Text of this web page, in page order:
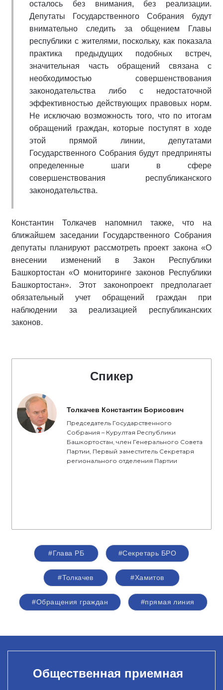
осталось без внимания, без реализации.
Депутаты Государственного Собрания будут
внимательно следить за общением Главы
республики с жителями, поскольку, как показала
практика предыдущих подобных встреч,
значительная часть обращений связана с
необходимостью совершенствования
законодательства либо с недостаточной
эффективностью действующих правовых норм.
Не исключаю возможность того, что по итогам
обращений граждан, которые поступят в ходе
этой прямой линии, депутатами
Государственного Собрания будут предприняты
определенные шаги в сфере
совершенствования республиканского
законодательства.
Константин Толкачев напомнил также, что на
ближайшем заседании Государственного Собрания
депутаты планируют рассмотреть проект закона «О
внесении изменений в Закон Республики
Башкортостан «О мониторинге законов Республики
Башкортостан». Этот законопроект предполагает
обязательный учет обращений граждан при
наблюдении за реализацией республиканских
законов.
Спикер
Толкачев Константин Борисович
Председатель Государственного
Собрания – Курултая Республики
Башкортостан, член Генерального Совета
Партии, Первый заместитель Секретаря
регионального отделения Партии
#Глава РБ #Секретарь БРО
#Толкачев #Хамитов
#Обращения граждан #прямая линия
Общественная приемная